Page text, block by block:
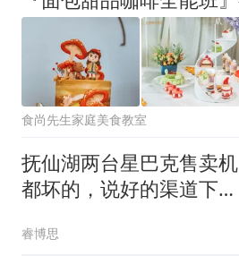
食尚先生家庭美食教室
抚仙湖两台星巴克售卖机
都坏的，说好的渠道下沉
睿博思